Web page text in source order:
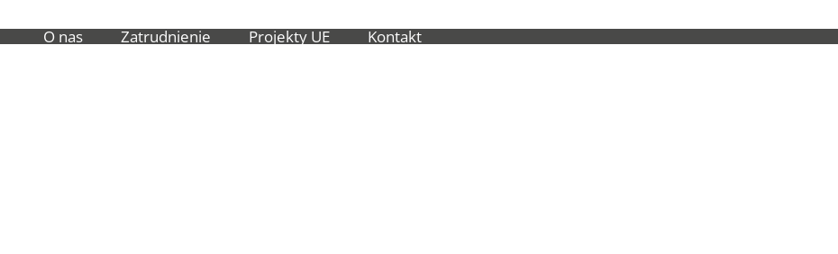
O nas Zatrudnienie Projekty UE Kontakt